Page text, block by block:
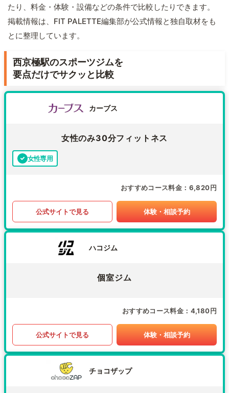
たり、料金・体験・設備などの条件で比較したりできます。
掲載情報は、FIT PALETTE編集部が公式情報と独自取材をも
とに整理しています。
西京極駅のスポーツジムを
要点だけでサクッと比較
カーブス
女性のみ30分フィットネス
女性専用
おすすめコース料金 6,820円
公式サイトで見る 体験・相談予約
ハコジム
個室ジム
おすすめコース料金 4,180円
公式サイトで見る 体験・相談予約
チョコザップ